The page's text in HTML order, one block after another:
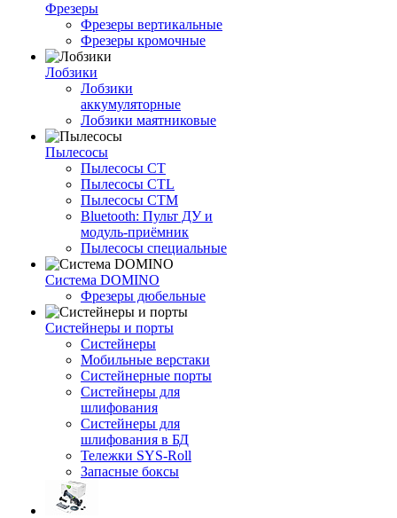
Фрезеры
Фрезеры вертикальные
Фрезеры кромочные
Лобзики
Лобзики
аккумуляторные
Лобзики маятниковые
Пылесосы
Пылесосы CT
Пылесосы CTL
Пылесосы CTM
Bluetooth: Пульт ДУ и
модуль-приёмник
Пылесосы специальные
Система DOMINO
Фрезеры дюбельные
Систейнеры и порты
Систейнеры
Мобильные верстаки
Систейнерные порты
Систейнеры для
шлифования
Систейнеры для
шлифования в БД
Тележки SYS-Roll
Запасные боксы